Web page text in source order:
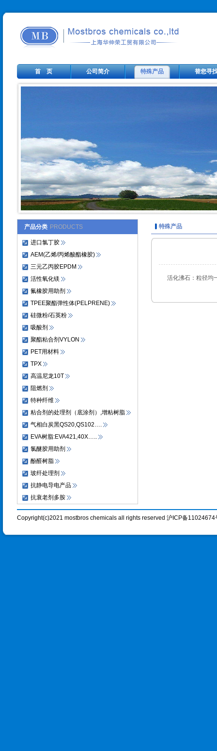
首 页 公司简介 特殊产品 替您寻
产品分类 PRODUCTS
进口氯丁胶
AEM(乙烯/丙烯酸酯橡胶)
三元乙丙胶EPDM
活性氧化镁
氟橡胶用助剂
TPEE聚酯弹性体(PELPRENE)
硅微粉/石英粉
吸酸剂
聚酯粘合剂VYLON
PET用材料
TPX
高温尼龙10T
阻燃剂
特种纤维
粘合剂的处理剂（底涂剂）,增粘树脂
气相白炭黑QS20,QS102….
EVA树脂:EVA421,40X…..
氯醚胶用助剂
酚醛树脂
玻纤处理剂
抗静电导电产品
抗衰老剂多胺
特殊产品
活化沸石：粒径均
Copyright(c)2021 mostbros chemicals all rights reserved 沪ICP备11024674